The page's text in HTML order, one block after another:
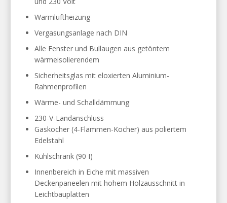
Warmluftheizung
Vergasungsanlage nach DIN
Alle Fenster und Bullaugen aus getöntem
wärmeisolierendem
Sicherheitsglas mit eloxierten Aluminium-
Rahmenprofilen
Wärme- und Schalldämmung
230-V-Landanschluss
Gaskocher (4-Flammen-Kocher) aus poliertem
Edelstahl
Kühlschrank (90 I)
Innenbereich in Eiche mit massiven
Deckenpaneelen mit hohem Holzausschnitt in
Leichtbauplatten